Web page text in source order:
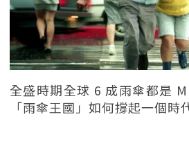
全盛時期全球 6 成雨傘都是
「雨傘王國」如何撐起一個時